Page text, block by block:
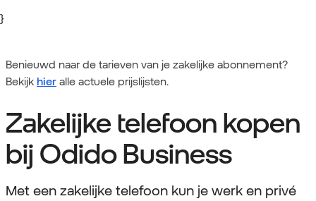
}
Benieuwd naar de tarieven van je zakelijke abonnement?
Bekijk hier alle actuele prijslijsten.
Zakelijke telefoon kopen
bij Odido Business
Met een zakelijke telefoon kun je werk en privé